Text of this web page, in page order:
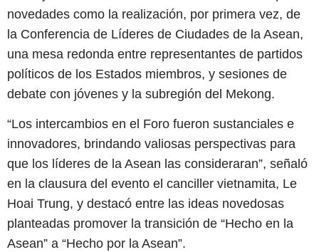
novedades como la realización, por primera vez, de
la Conferencia de Líderes de Ciudades de la Asean,
una mesa redonda entre representantes de partidos
políticos de los Estados miembros, y sesiones de
debate con jóvenes y la subregión del Mekong.
“Los intercambios en el Foro fueron sustanciales e
innovadores, brindando valiosas perspectivas para
que los líderes de la Asean las consideraran”, señaló
en la clausura del evento el canciller vietnamita, Le
Hoai Trung, y destacó entre las ideas novedosas
planteadas promover la transición de “Hecho en la
Asean” a “Hecho por la Asean”.